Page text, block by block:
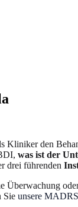
den
was ist der
drei führenden
Sie unsere